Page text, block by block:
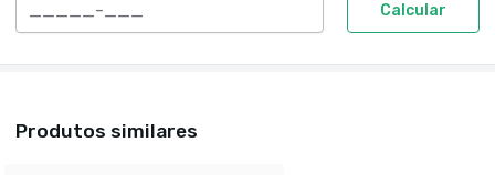
Calcular
Produtos similares